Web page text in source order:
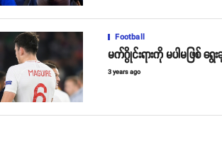
Football
မက်ဂွိုင်းရားကို မပါမဖြစ်
3 years ago